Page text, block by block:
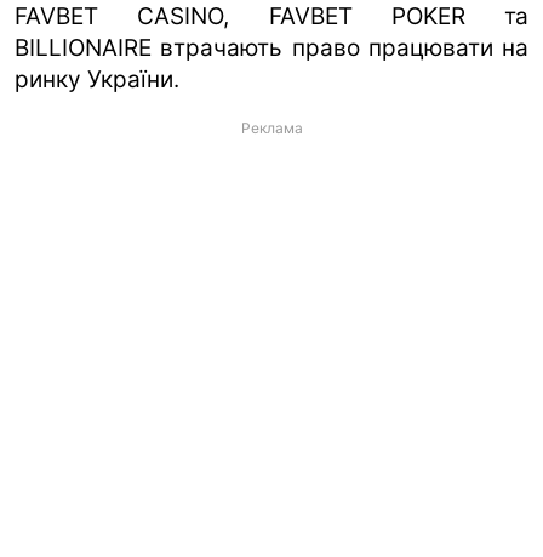
FAVBET CASINO, FAVBET POKER та
BILLIONAIRE втрачають право працювати на
ринку України.
Реклама